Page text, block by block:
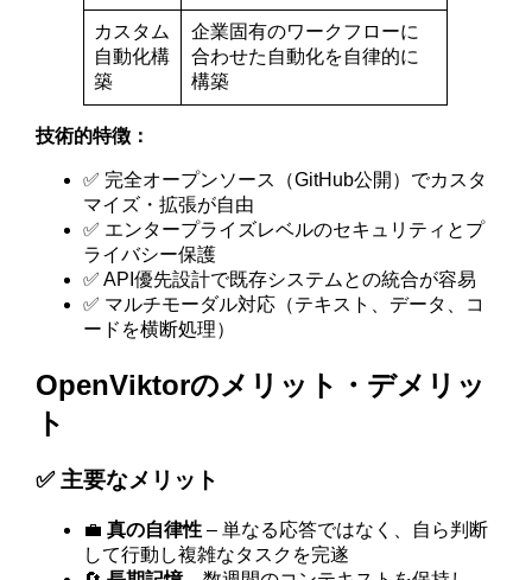
カスタム
自動化構
築
企業固有のワークフローに
合わせた自動化を自律的に
構築
技術的特徴：
✅ 完全オープンソース（GitHub公開）でカスタ
マイズ・拡張が自由
✅ エンタープライズレベルのセキュリティとプ
ライバシー保護
✅ API優先設計で既存システムとの統合が容易
✅ マルチモーダル対応（テキスト、データ、コ
ードを横断処理）
OpenViktorのメリット・デメリッ
ト
✅ 主要なメリット
💼真の自律性 – 単なる応答ではなく、自ら判断
して行動し複雑なタスクを完遂